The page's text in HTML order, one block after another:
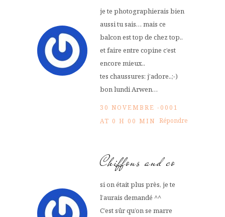
je te photographierais bien
aussi tu sais… mais ce
balcon est top de chez top..
et faire entre copine c’est
encore mieux..
tes chaussures: j’adore..;-)
bon lundi Arwen…
30 NOVEMBRE -0001
AT 0 H 00 MIN Répondre
Chiffons and co
si on était plus près, je te
l’aurais demandé ^^
C’est sûr qu’on se marre